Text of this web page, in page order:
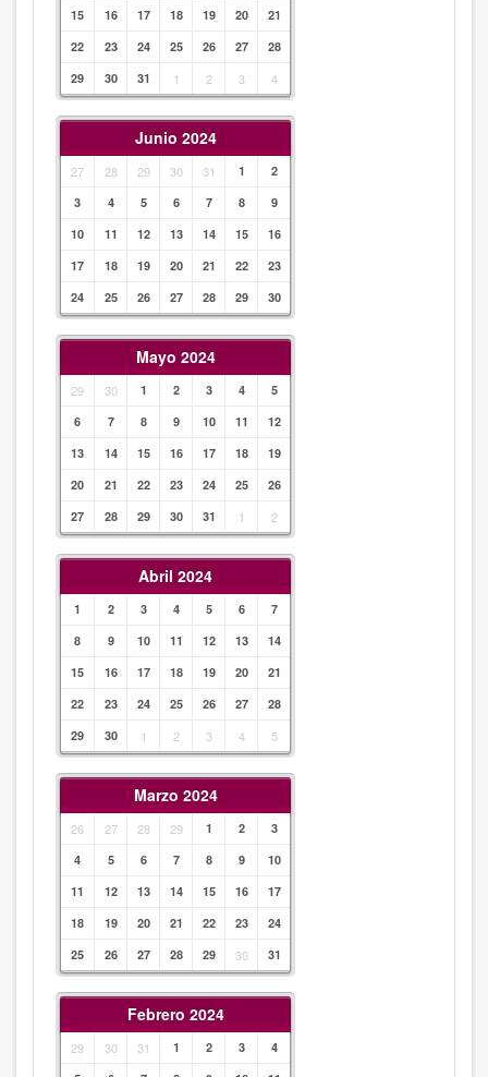
15
16 17 18 19 20
21
22
23 24 25 26 27
28
29
30 31 1 2 3 4
Junio 2024
27 28 29 30 31 1
2
3
4 5 6 7 8
9
10
11 12 13 14 15
16
17
18 19 20 21 22
23
24
25 26 27 28 29 30
Mayo 2024
29 30 1 2 3 4
5
6
7 8 9 10 11
12
13
14 15 16 17 18
19
20
21 22 23 24 25
26
27
28 29 30 31 1 2
Abril 2024
1 2 3 4 5 6
7
8
9 10 11 12 13
14
15
16 17 18 19 20
21
22
23 24 25 26 27
28
29
30 1 2 3 4 5
Marzo 2024
26 27 28 29 1 2
3
4
5 6 7 8 9
10
11
12 13 14 15 16
17
18
19 20 21 22 23
24
25
26 27 28 29 30 31
Febrero 2024
29 30 31 1 2 3
4